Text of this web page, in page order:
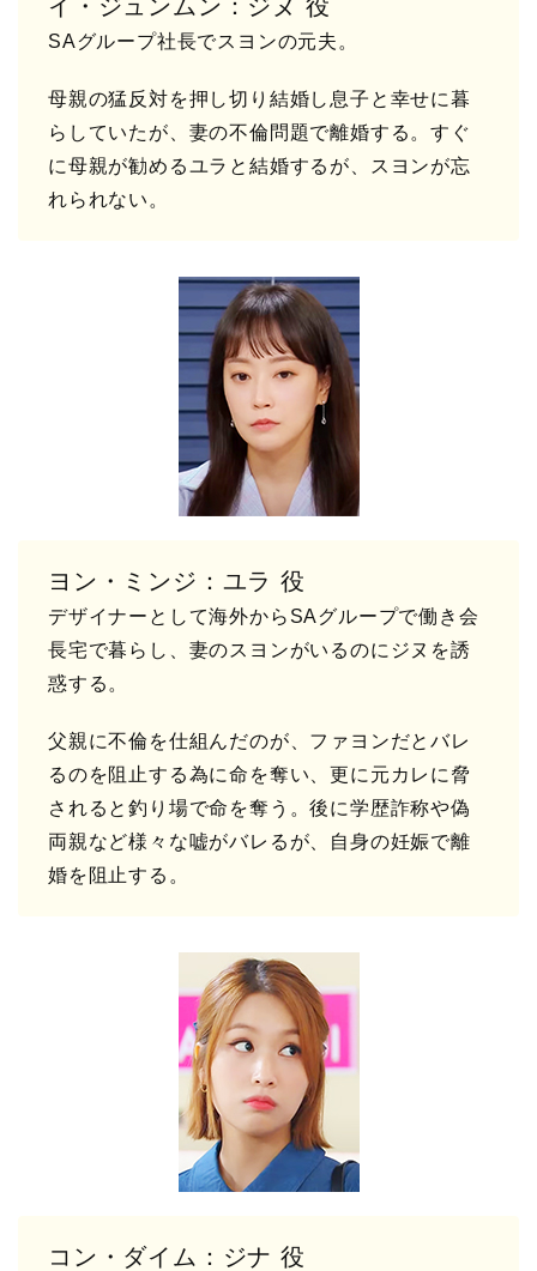
イ・ジュンムン：ジヌ 役
SAグループ社長でスヨンの元夫。
母親の猛反対を押し切り結婚し息子と幸せに暮
らしていたが、妻の不倫問題で離婚する。すぐ
に母親が勧めるユラと結婚するが、スヨンが忘
れられない。
ヨン・ミンジ：ユラ 役
デザイナーとして海外からSAグループで働き会
長宅で暮らし、妻のスヨンがいるのにジヌを誘
惑する。
父親に不倫を仕組んだのが、ファヨンだとバレ
るのを阻止する為に命を奪い、更に元カレに脅
されると釣り場で命を奪う。後に学歴詐称や偽
両親など様々な嘘がバレるが、自身の妊娠で離
婚を阻止する。
コン・ダイム：ジナ 役